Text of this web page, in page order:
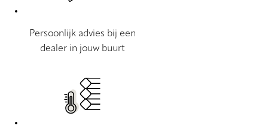
Persoonlijk advies bij een
dealer in jouw buurt